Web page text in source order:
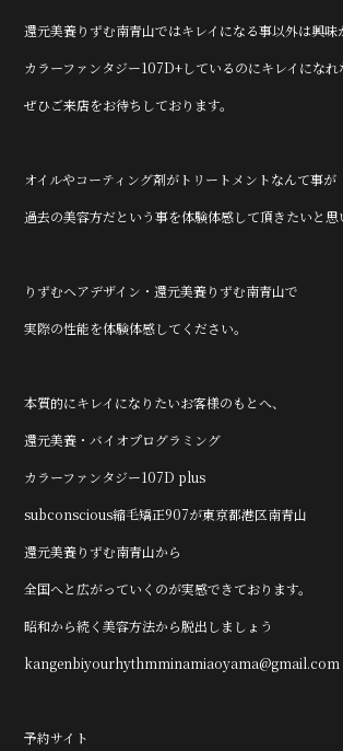
還元美養りずむ南青山ではキレイになる事以外は興味
カラーファンタジー107D+しているのにキレイにな
ぜひご来店をお待ちしております。
オイルやコーティング剤がトリートメントなんて事が
過去の美容方だという事を体験体感して頂きたいと思
りずむヘアデザイン・還元美養りずむ南青山で
実際の性能を体験体感してください。
本質的にキレイになりたいお客様のもとへ、
還元美養・バイオプログラミング
カラーファンタジー107D plus
subconscious縮毛矯正907が東京都港区南青山
還元美養りずむ南青山から
全国へと広がっていくのが実感できております。
昭和から続く美容方法から脱出しましょう
kangenbiyourhythmminamiaoyama@gmail.com
予約サイト